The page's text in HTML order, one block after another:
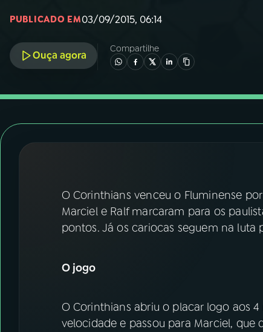
ACOMPANHE A RÁDIO NACIONAL
YouTube Facebook
PUBLICADO EM03/09/2015, 06:14
Ouça agora
Compartilhe
O Corinthians venceu o Fluminense
Marciel e Ralf marcaram para os
pontos. Já os cariocas seguem na
O jogo
O Corinthians abriu o placar logo aos
velocidade e passou para Marciel,